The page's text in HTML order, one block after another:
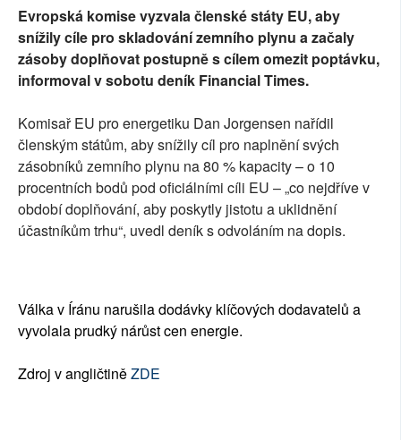
Evropská komise vyzvala členské státy EU, aby
snížily cíle pro skladování zemního plynu a začaly
zásoby doplňovat postupně s cílem omezit poptávku,
informoval v sobotu deník Financial Times.
Komisař EU pro energetiku Dan Jorgensen nařídil
členským státům, aby snížily cíl pro naplnění svých
zásobníků zemního plynu na 80 % kapacity – o 10
procentních bodů pod oficiálními cíli EU – „co nejdříve v
období doplňování, aby poskytly jistotu a uklidnění
účastníkům trhu“, uvedl deník s odvoláním na dopis.
Válka v Íránu narušila dodávky klíčových dodavatelů a
vyvolala prudký nárůst cen energie.
Zdroj v angličtiněZDE